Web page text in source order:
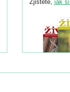
Zjistěte, jak